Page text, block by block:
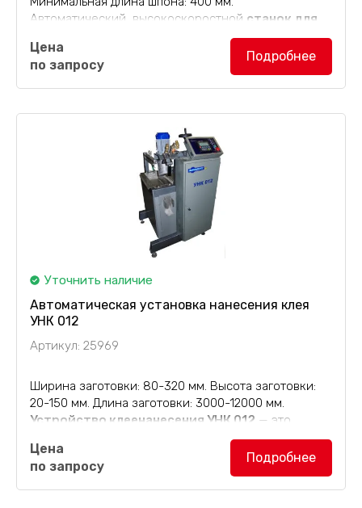
Автоматический, высокоскоростной станок для
по ширине, модель GR-1680EA.
Цена
по запросу
Подробнее
Уточнить наличие
Автоматическая установка нанесения клея
УНК 012
Артикул: 25969
Ширина заготовки: 80-320 мм. Высота заготовки:
20-150 мм. Длина заготовки: 3000-12000 мм.
Устройство клеенанесения УНК 012 — это
высокотехнологичное решение для
деревообрабатывающих и мебельных производств,
предназначенное для точного и равномерного
нанесения однокомпонентных...
Цена
по запросу
Подробнее